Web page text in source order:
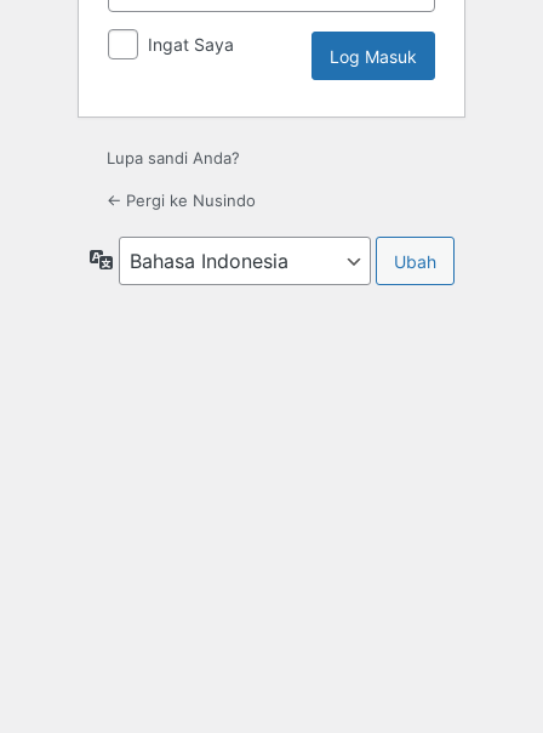
Ingat Saya
Lupa sandi Anda?
← Pergi ke Nusindo
Bahasa